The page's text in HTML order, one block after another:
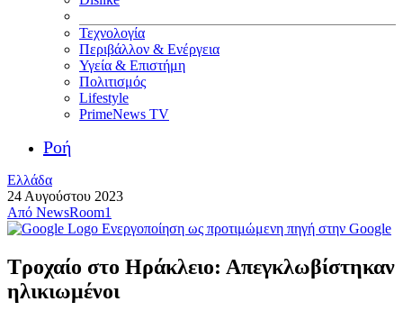
Τεχνολογία
Περιβάλλον & Ενέργεια
Υγεία & Επιστήμη
Πολιτισμός
Lifestyle
PrimeNews TV
Ροή
Ελλάδα
24 Αυγούστου 2023
Από NewsRoom1
Ενεργοποίηση ως προτιμώμενη πηγή στην Google
Τροχαίο στο Ηράκλειο: Απεγκλωβίστηκαν
ηλικιωμένοι